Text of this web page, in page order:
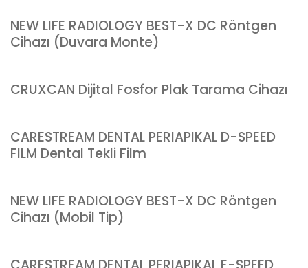
NEW LIFE RADIOLOGY BEST-X DC Röntgen
Cihazı (Duvara Monte)
CRUXCAN Dijital Fosfor Plak Tarama Cihazı
CARESTREAM DENTAL PERIAPIKAL D-SPEED
FILM Dental Tekli Film
NEW LIFE RADIOLOGY BEST-X DC Röntgen
Cihazı (Mobil Tip)